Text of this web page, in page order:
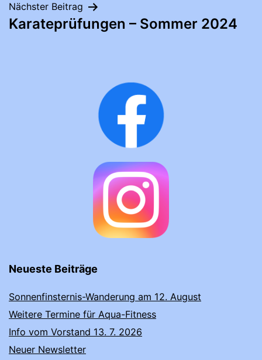
Nächster Beitrag
Karateprüfungen – Sommer 2024
Neueste Beiträge
Sonnenfinsternis-Wanderung am 12. August
Weitere Termine für Aqua-Fitness
Info vom Vorstand 13. 7. 2026
Neuer Newsletter